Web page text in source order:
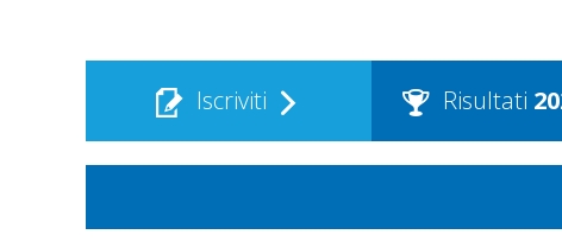
Iscriviti Risultati